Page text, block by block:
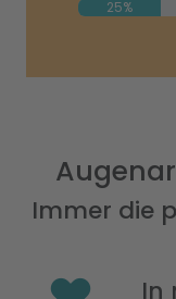
25%
Immer die
In